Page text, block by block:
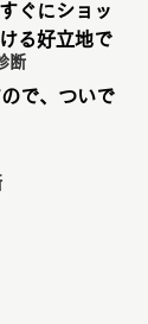
断
ぐにショッ
る好立地で
で、ついで